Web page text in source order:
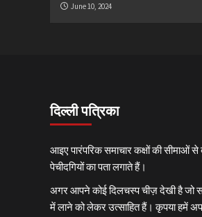
June 10, 2024
दिल्ली पत्रिका
आइए पारंपरिक समाचार कक्षों की सीमाओं
पेचीदगियों का पता लगाते हैं।
अगर आपने कोई दिलचस्प चीज़ देखी है जो
में लाने को लेकर उत्साहित हैं। कृपया हमें